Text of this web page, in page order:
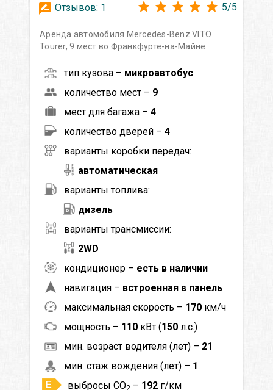
Отзывов: 1 5/5
Аренда автомобиля Mercedes-Benz VITO
Tourer, 9 мест во Франкфурте-на-Майне
тип кузова – микроавтобус
количество мест – 9
мест для багажа – 4
количество дверей – 4
варианты коробки передач:
автоматическая
варианты топлива:
дизель
варианты трансмиссии:
2WD
кондиционер – есть в наличии
навигация – встроенная в панель
максимальная скорость – 170 км/ч
мощность – 110 кВт (150 л.с.)
мин. возраст водителя (лет) – 21
мин. стаж вождения (лет) – 1
выбросы CO2 – 192 г/км